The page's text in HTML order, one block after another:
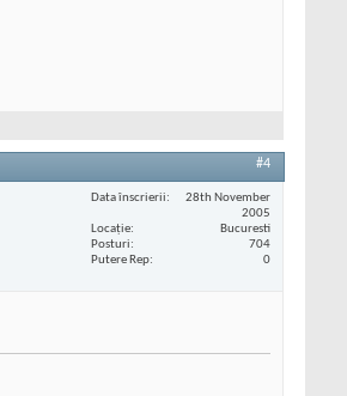
#4
Data înscrierii
28th November
2005
Locaţie
Bucuresti
Posturi
704
Putere Rep
0